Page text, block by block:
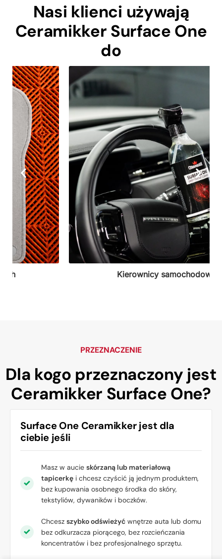
Nasi klienci używają
Ceramikker Surface One
do
Kierownicy samochodowej
PRZEZNACZENIE
Dla kogo przeznaczony jest
Ceramikker Surface One?
Surface One Ceramikker jest dla
ciebie jeśli
Masz w aucie skórzaną lub materiałową
tapicerkęi chcesz czyścić ją jednym produktem,
bez kupowania osobnego środka do skóry,
tekstyliów, dywaników i boczków.
Chcesz szybko odświeżyćwnętrze auta lub domu
bez odkurzacza piorącego, bez rozcieńczania
koncentratów i bez profesjonalnego sprzętu.